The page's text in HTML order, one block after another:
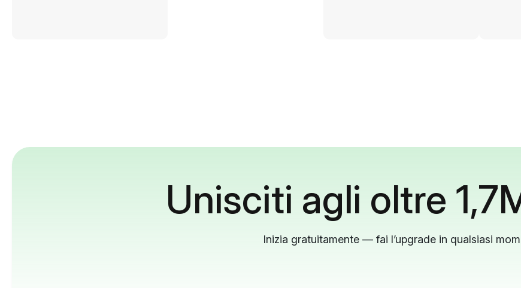
Unisciti agli oltre
Inizia gratuitamente — fai l’upgrade in qualsiasi